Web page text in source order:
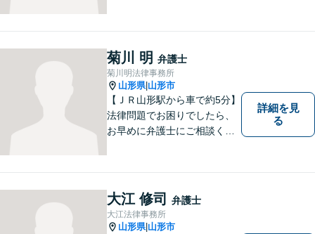
菊川 明 弁護士
菊川明法律事務所
山形県| 山形市
【ＪＲ山形駅から車で約5分】
法律問題でお困りでしたら、
お早めに弁護士にご相談くだ
寧にお伺いいたします。
詳細を見
る
大江 修司 弁護士
大江法律事務所
山形県| 山形市